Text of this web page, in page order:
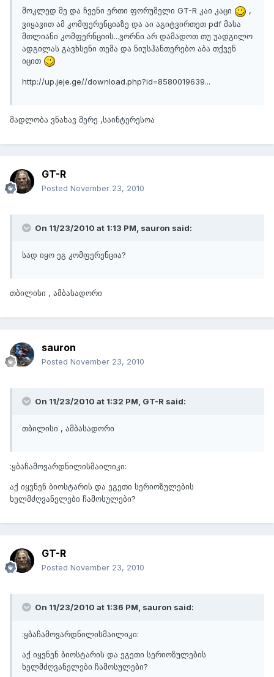
მოკლედ მე და ჩვენი ერთი ფორუმელი GT-R კაი კაცი
,
ვიყავით ამ კომფერენციაზე და აი აგიტვირთეთ pdf მასა
მთლიანი კომფერნციის...ვორნი არ დამადოთ თუ უადგილო
ადგილას გავხსენი თემა და ნიუსჰანთერებო აბა თქვენ
იცით
http://up.jeje.ge//download.php?id=8580019639...
მადლობა ვნახავ მერე ,საინტერესოა
GT-R
Posted November 23, 2010
On 11/23/2010 at 1:13 PM, sauron said:
სად იყო ეგ კომფერენცია?
თბილისი , ამბასადორი
sauron
Posted November 23, 2010
On 11/23/2010 at 1:32 PM, GT-R said:
თბილისი , ამბასადორი
:ყბაჩამოვარდნილისმაილიკი:
აქ იყვნენ ბიოსტარის და ეგეთი სერიოზულების
ხელმძღვანელები ჩამოსულები?
GT-R
Posted November 23, 2010
On 11/23/2010 at 1:36 PM, sauron said:
:ყბაჩამოვარდნილისმაილიკი:
აქ იყვნენ ბიოსტარის და ეგეთი სერიოზულების
ხელმძღვანელები ჩამოსულები?